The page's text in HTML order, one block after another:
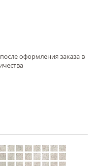
оформления заказа в